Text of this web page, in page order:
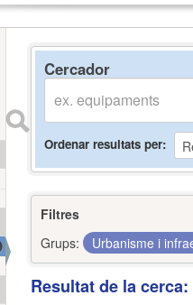
Cercador
Ordenar resultats per
Filtres
Grups:
Urbanisme i
Resultat de la